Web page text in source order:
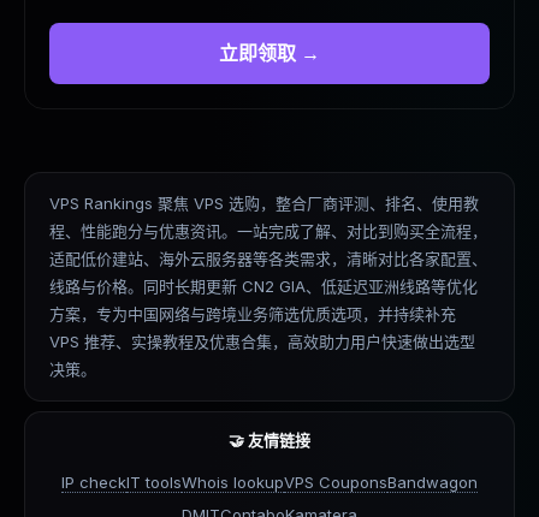
立即领取 →
VPS Rankings 聚焦 VPS 选购，整合厂商评测、排名、使用教
程、性能跑分与优惠资讯。一站完成了解、对比到购买全流程，
适配低价建站、海外云服务器等各类需求，清晰对比各家配置、
线路与价格。同时长期更新 CN2 GIA、低延迟亚洲线路等优化
方案，专为中国网络与跨境业务筛选优质选项，并持续补充
VPS 推荐、实操教程及优惠合集，高效助力用户快速做出选型
决策。
🤝 友情链接
IP checkIT toolsWhois lookupVPS CouponsBandwagon